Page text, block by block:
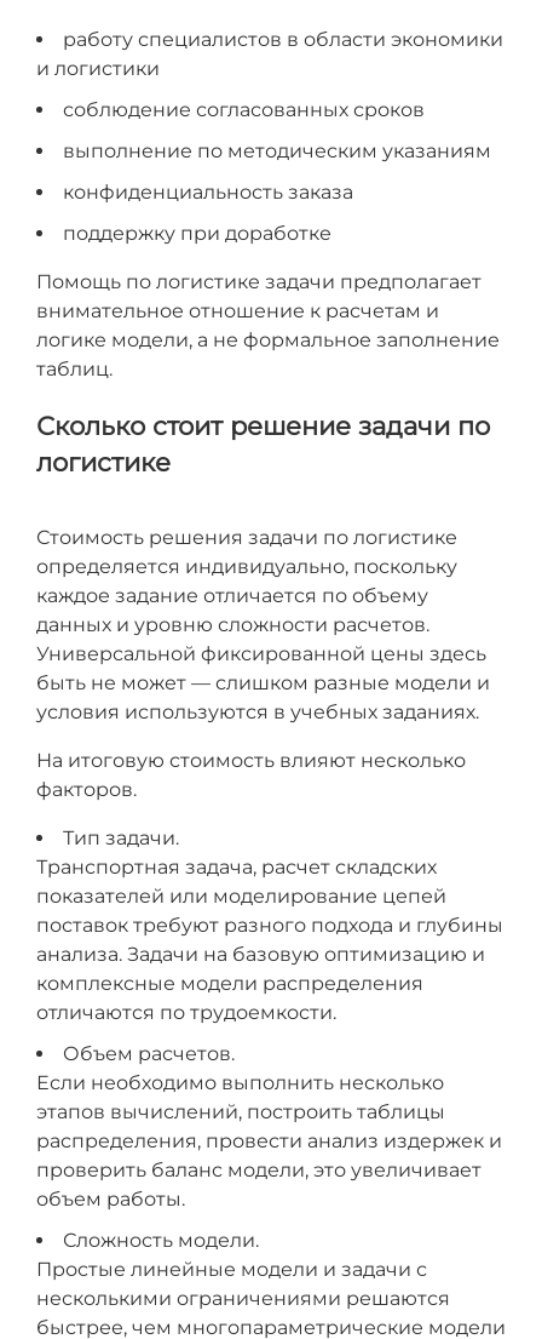
работу специалистов в области экономики
и логистики
соблюдение согласованных сроков
выполнение по методическим указаниям
конфиденциальность заказа
поддержку при доработке
Помощь по логистике задачи предполагает
внимательное отношение к расчетам и
логике модели, а не формальное заполнение
таблиц.
Сколько стоит решение задачи по
логистике
Стоимость решения задачи по логистике
определяется индивидуально, поскольку
каждое задание отличается по объему
данных и уровню сложности расчетов.
Универсальной фиксированной цены здесь
быть не может — слишком разные модели и
условия используются в учебных заданиях.
На итоговую стоимость влияют несколько
факторов.
Тип задачи.
Транспортная задача, расчет складских
показателей или моделирование цепей
поставок требуют разного подхода и глубины
анализа. Задачи на базовую оптимизацию и
комплексные модели распределения
отличаются по трудоемкости.
Объем расчетов.
Если необходимо выполнить несколько
этапов вычислений, построить таблицы
распределения, провести анализ издержек и
проверить баланс модели, это увеличивает
объем работы.
Сложность модели.
Простые линейные модели и задачи с
несколькими ограничениями решаются
быстрее, чем многопараметрические модели